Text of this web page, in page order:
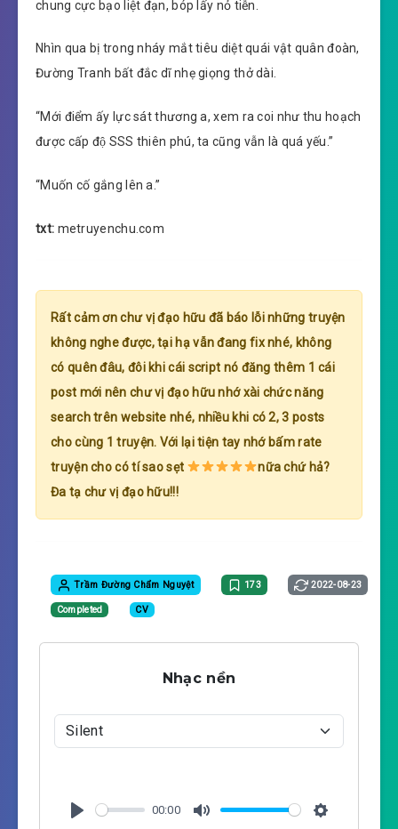
chung cực bạo liệt đạn, bóp lấy nỏ tiễn.
Nhìn qua bị trong nháy mắt tiêu diệt quái vật quân đoàn,
Đường Tranh bất đắc dĩ nhẹ giọng thở dài.
“Mới điểm ấy lực sát thương a, xem ra coi như thu hoạch
được cấp độ SSS thiên phú, ta cũng vẫn là quá yếu.”
“Muốn cố gắng lên a.”
txt: metruyenchu.com
Rất cảm ơn chư vị đạo hữu đã báo lỗi những truyện
không nghe được, tại hạ vẫn đang fix nhé, không
có quên đâu, đôi khi cái script nó đăng thêm 1 cái
post mới nên chư vị đạo hữu nhớ xài chức năng
search trên website nhé, nhiều khi có 2, 3 posts
cho cùng 1 truyện. Với lại tiện tay nhớ bấm rate
truyện cho có tí sao sẹt
nữa chứ hả?
Đa tạ chư vị đạo hữu!!!
Trầm Đường Chẩm Nguyệt 173 2022-08-23
Completed CV
Nhạc nền
00:00